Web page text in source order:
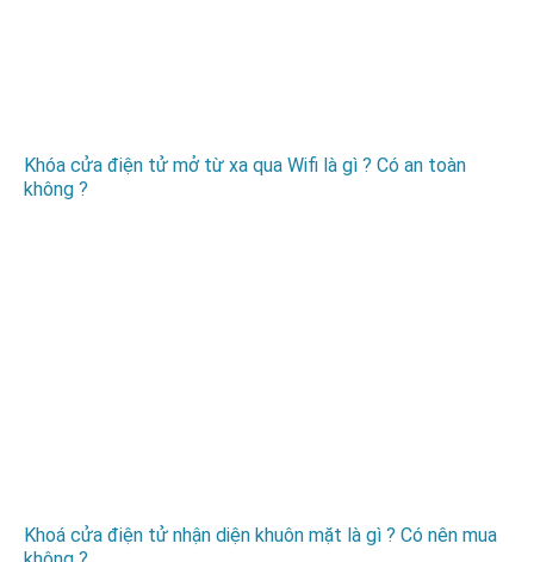
Khóa cửa điện tử mở từ xa qua Wifi là gì ? Có an toàn
không ?
Khoá cửa điện tử nhận diện khuôn mặt là gì ? Có nên mua